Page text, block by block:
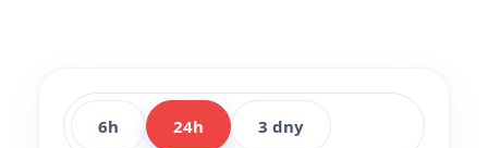
6h 24h 3 dny